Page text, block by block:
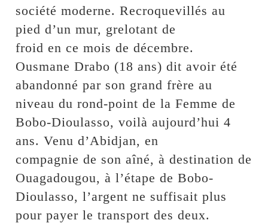
société moderne. Recroquevillés au
pied d’un mur, grelotant de
froid en ce mois de décembre.
Ousmane Drabo (18 ans) dit avoir été
abandonné par son grand frère au
niveau du rond-point de la Femme de
Bobo-Dioulasso, voilà aujourd’hui 4
ans. Venu d’Abidjan, en
compagnie de son aîné, à destination de
Ouagadougou, à l’étape de Bobo-
Dioulasso, l’argent ne suffisait plus
pour payer le transport des deux.